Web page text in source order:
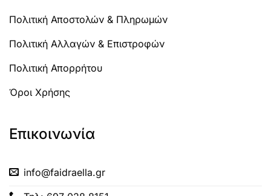
Πολιτική Αποστολών & Πληρωμών
Πολιτική Αλλαγών & Επιστροφών
Πολιτική Απορρήτου
Όροι Χρήσης
Επικοινωνία
info@faidraella.gr